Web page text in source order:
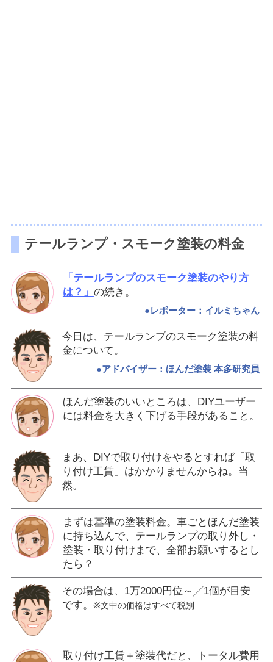
テールランプ・スモーク塗装の料金
「テールランプのスモーク塗装のやり方
は？」 の続き。
●レポーター：イルミちゃん
今日は、テールランプのスモーク塗装の料
金について。
●アドバイザー：ほんだ塗装 本多研究員
ほんだ塗装のいいところは、DIYユーザー
には料金を大きく下げる手段があること。
まあ、DIYで取り付けをやるとすれば「取
り付け工賃」はかかりませんからね。当
然。
まずは基準の塗装料金。車ごとほんだ塗装
に持ち込んで、テールランプの取り外し・
塗装・取り付けまで、全部お願いするとし
たら？
その場合は、1万2000円位～╱1個が目安
です。 ※文中の価格はすべて税別
取り付け工賃＋塗装代だと、トータル費用